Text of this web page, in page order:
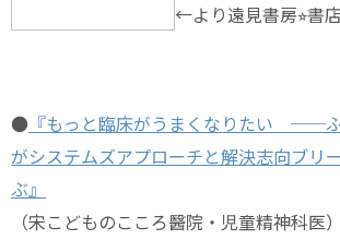
←より遠見書房⭐︎書
● 『もっと臨床がうまくなりたい ──
がシステムズアプローチと解決志向ブリ
ぶ』
（宋こどものこころ醫院・児童精神科